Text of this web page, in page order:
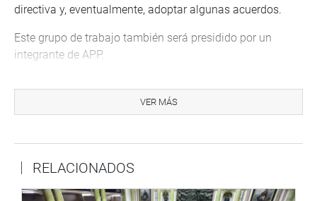
directiva y, eventualmente, adoptar algunas acuerdos.
Este grupo de trabajo también será presidido por un
integrante de APP.
VER MÁS
RELACIONADOS